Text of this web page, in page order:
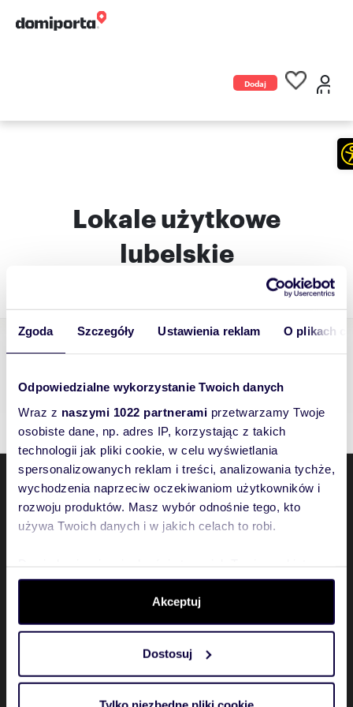
Zgoda Szczegóły Ustawienia reklam O plikach
Odpowiedzialne wykorzystanie Twoich danych
Wraz z naszymi 1022 partnerami przetwarzamy Twoje
osobiste dane, np. adres IP, korzystając z takich
technologii jak pliki cookie, w celu wyświetlania
spersonalizowanych reklam i treści, analizowania tychże,
wychodzenia naprzeciw oczekiwaniom użytkowników i
rozwoju produktów. Masz wybór odnośnie tego, kto
używa Twoich danych i w jakich celach to robi.
dane są przetwarzane oraz ustaw własne preferencje w
. W Deklaracji plików cookie możesz
zmienić lub wycofać swoją zgodę w dowolnej chwili.
Wykorzystujemy pliki cookie do spersonalizowania treści
i reklam, aby oferować funkcje społecznościowe i
Akceptuj
Dostosuj
Dodaj
Lokale użytkowe
lubelskie
Lokale użytkowe Lublin, lubelskie
Lokale użytkowe Śródmieście, Lublin, lubelskie
Domiporta
Ważne informacje
Partnerzy